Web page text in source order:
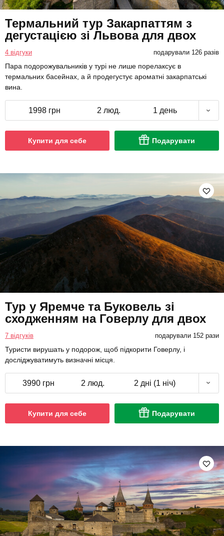
Термальний тур Закарпаттям з
дегустацією зі Львова для двох
4 відгуки подарували 126 разів
Пара подорожувальників у турі не лише порелаксує в
термальних басейнах, а й продегустує ароматні закарпатські
вина.
1998 грн 2 люд. 1 день
Купити для себе Подарувати
Тур у Яремче та Буковель зі
сходженням на Говерлу для двох
7 відгуків подарували 152 рази
Туристи вирушать у подорож, щоб підкорити Говерлу, і
досліджуватимуть визначні місця.
3990 грн 2 люд. 2 дні (1 ніч)
Купити для себе Подарувати